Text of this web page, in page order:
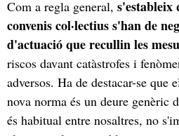
Com a regla general, s'estableix
convenis col·lectius s'han de
d'actuació que recullin les
riscos davant catàstrofes i
adversos. Ha de destacar-se que
nova norma és un deure genèric
és habitual entre nosaltres, no